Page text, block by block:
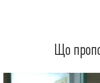
Що